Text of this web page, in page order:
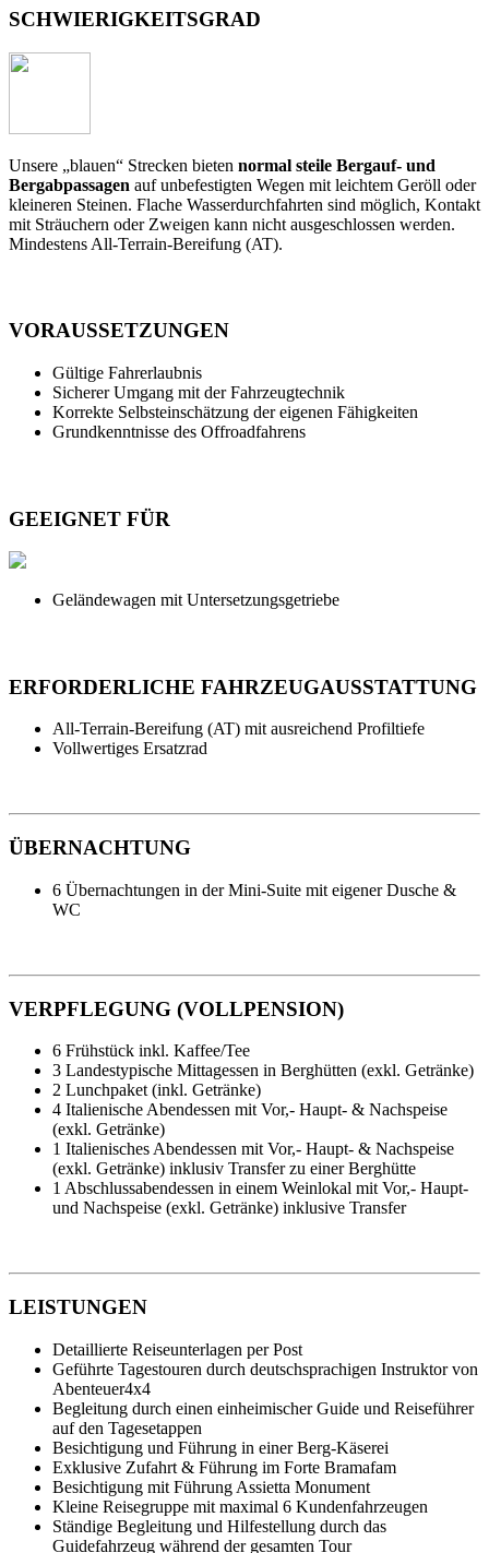
SCHWIERIGKEITSGRAD
Unsere „blauen“ Strecken bieten normal steile Bergauf- und
Bergabpassagen auf unbefestigten Wegen mit leichtem Geröll oder
kleineren Steinen. Flache Wasserdurchfahrten sind möglich, Kontakt
mit Sträuchern oder Zweigen kann nicht ausgeschlossen werden.
Mindestens All-Terrain-Bereifung (AT).
VORAUSSETZUNGEN
Gültige Fahrerlaubnis
Sicherer Umgang mit der Fahrzeugtechnik
Korrekte Selbsteinschätzung der eigenen Fähigkeiten
Grundkenntnisse des Offroadfahrens
GEEIGNET FÜR
Geländewagen mit Untersetzungsgetriebe
ERFORDERLICHE FAHRZEUGAUSSTATTUNG
All-Terrain-Bereifung (AT) mit ausreichend Profiltiefe
Vollwertiges Ersatzrad
ÜBERNACHTUNG
6 Übernachtungen in der Mini-Suite mit eigener Dusche &
WC
VERPFLEGUNG (VOLLPENSION)
6 Frühstück inkl. Kaffee/Tee
3 Landestypische Mittagessen in Berghütten (exkl. Getränke)
2 Lunchpaket (inkl. Getränke)
4 Italienische Abendessen mit Vor,- Haupt- & Nachspeise
(exkl. Getränke)
1 Italienisches Abendessen mit Vor,- Haupt- & Nachspeise
(exkl. Getränke) inklusiv Transfer zu einer Berghütte
1 Abschlussabendessen in einem Weinlokal mit Vor,- Haupt-
und Nachspeise (exkl. Getränke) inklusive Transfer
LEISTUNGEN
Detaillierte Reiseunterlagen per Post
Geführte Tagestouren durch deutschsprachigen Instruktor von
Abenteuer4x4
Begleitung durch einen einheimischer Guide und Reiseführer
auf den Tagesetappen
Besichtigung und Führung in einer Berg-Käserei
Exklusive Zufahrt & Führung im Forte Bramafam
Besichtigung mit Führung Assietta Monument
Kleine Reisegruppe mit maximal 6 Kundenfahrzeugen
Ständige Begleitung und Hilfestellung durch das
Guidefahrzeug während der gesamten Tour